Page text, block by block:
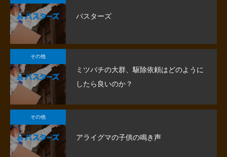
バスターズ
その他
ミツバチの大群、駆除依頼はどのように
したら良いのか？
その他
アライグマの子供の鳴き声